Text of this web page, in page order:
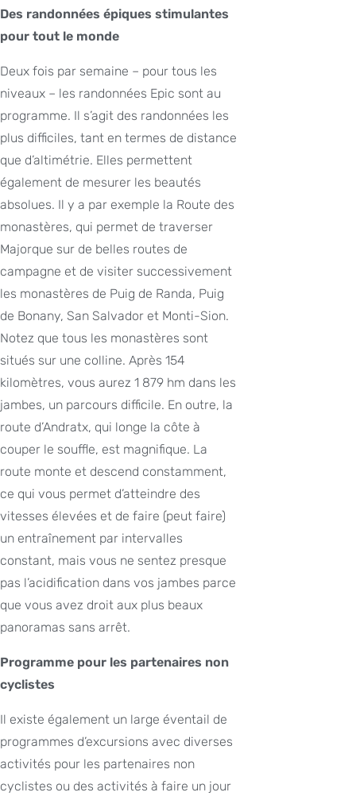
Des randonnées épiques stimulantes
pour tout le monde
Deux fois par semaine – pour tous les
niveaux – les randonnées Epic sont au
programme. Il s’agit des randonnées les
plus difficiles, tant en termes de distance
que d’altimétrie. Elles permettent
également de mesurer les beautés
absolues. Il y a par exemple la Route des
monastères, qui permet de traverser
Majorque sur de belles routes de
campagne et de visiter successivement
les monastères de Puig de Randa, Puig
de Bonany, San Salvador et Monti-Sion.
Notez que tous les monastères sont
situés sur une colline. Après 154
kilomètres, vous aurez 1 879 hm dans les
jambes, un parcours difficile. En outre, la
route d’Andratx, qui longe la côte à
couper le souffle, est magnifique. La
route monte et descend constamment,
ce qui vous permet d’atteindre des
vitesses élevées et de faire (peut faire)
un entraînement par intervalles
constant, mais vous ne sentez presque
pas l’acidification dans vos jambes parce
que vous avez droit aux plus beaux
panoramas sans arrêt.
Programme pour les partenaires non
cyclistes
Il existe également un large éventail de
programmes d’excursions avec diverses
activités pour les partenaires non
cyclistes ou des activités à faire un jour